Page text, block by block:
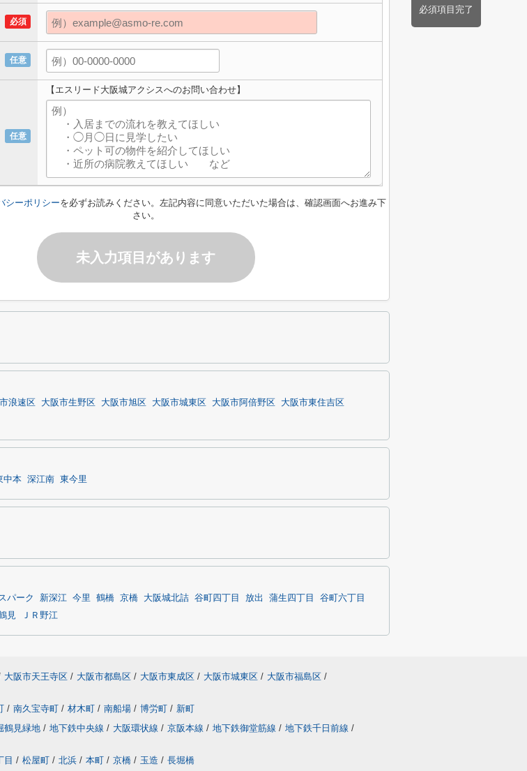
必須項目完了
必須
任意
任意
【エスリード大阪城アクシスへのお問い合わせ】
シーポリシーを必ずお読みください。左記内容に同意いただいた場合は、確認画面へお進み下
さい。
未入力項目があります
浪速区 大阪市生野区 大阪市旭区 大阪市城東区 大阪市阿倍野区
大阪市東住吉区
中本 深江南 東今里
パーク 新深江 今里 鶴橋 京橋 大阪城北詰 谷町四丁目 放出 蒲生四丁目
谷町六丁目
見 ＪＲ野江
大阪市天王寺区 / 大阪市都島区 / 大阪市東成区 / 大阪市城東区 / 大阪市福島区 /
/ 南久宝寺町 / 材木町 / 南船場 / 博労町 / 新町
鶴見緑地 / 地下鉄中央線 / 大阪環状線 / 京阪本線 / 地下鉄御堂筋線 / 地下鉄千日前線 /
目 / 松屋町 / 北浜 / 本町 / 京橋 / 玉造 / 長堀橋